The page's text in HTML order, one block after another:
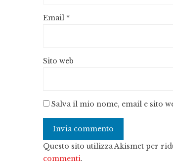
Email *
Sito web
Salva il mio nome, email e sito
Questo sito utilizza Akismet per
commenti.